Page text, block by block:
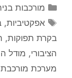
קטגוריות
מורכבות
תגיות
אפקטיביות,
בקרת תפוקות,
הציבורי, מודל
מערכת מורכבת